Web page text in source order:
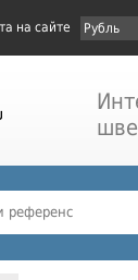
на сайте Рубль